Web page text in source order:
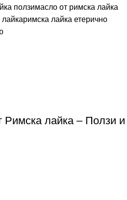
ползимасло от римска лайка
римска лайка етерично
Римска лайка – Ползи и